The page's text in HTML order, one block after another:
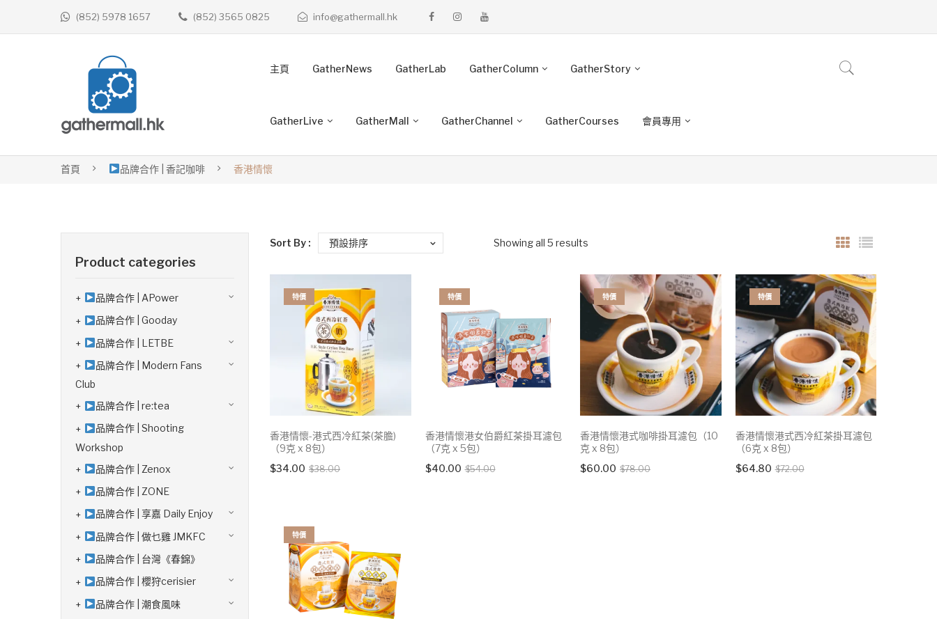
(852) 5978 1657 (852) 3565 0825 info@gathermall.hk
主頁 GatherNews GatherLab GatherColumn GatherStory
GatherLive GatherMall GatherChannel GatherCourses 會員專用
首頁 品牌合作 | 香記咖啡 香港情懷
Showing all 5 results
Sort By : 預設排序
特價
香港情懷-港式西冷紅茶(茶膽)
（9克 x 8包）
$38.00Original
$34.00
Current
特價
香港情懷港女伯爵紅茶掛耳濾包
（7克 x 5包）
$54.00Original
$40.00
Current
特價
香港情懷港式咖啡掛耳濾包（10
克 x 8包）
$78.00Original
$60.00
Current
特價
香港情懷港式西冷紅茶掛耳濾包
（6克 x 8包）
$72.00Original
$64.80
Current
特價
Product categories
品牌合作 | APower
品牌合作 | Gooday
品牌合作 | LETBE
品牌合作 | Modern Fans
Club
品牌合作 | re:tea
品牌合作 | Shooting
Workshop
品牌合作 | Zenox
品牌合作 | ZONE
品牌合作 | 享嘉 Daily Enjoy
品牌合作 | 做乜雞 JMKFC
品牌合作 | 台灣《春錦》
品牌合作 | 櫻狩cerisier
品牌合作 | 潮食風味